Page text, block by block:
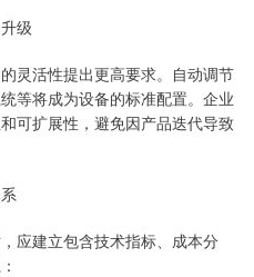
级
灵活性提出更高要求。自动调节
等将成为设备的标准配置。企业
可扩展性，避免因产品迭代导致
应建立包含技术指标、成本分